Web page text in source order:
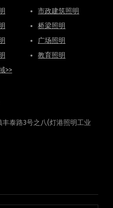
市政建筑照明
桥梁照明
广场照明
教育照明
>>
泰路3号之八(灯港照明工业